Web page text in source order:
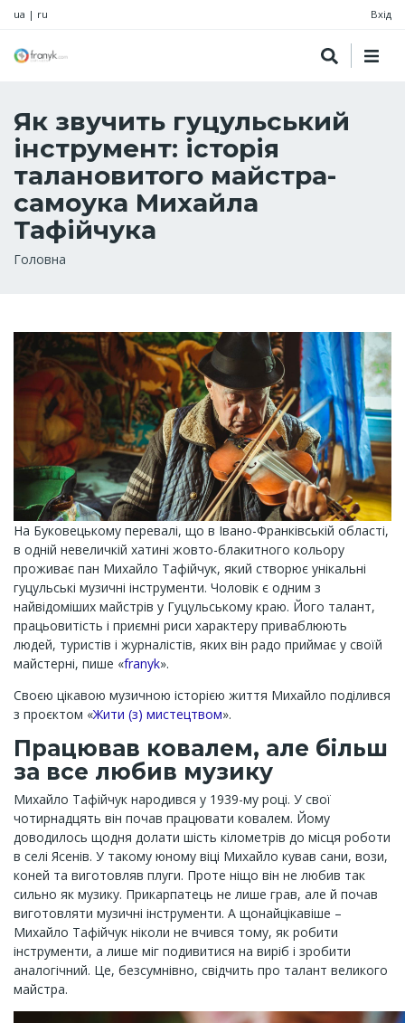
ua | ru Вхід
Як звучить гуцульський
інструмент: історія
талановитого майстра-
самоука Михайла
Тафійчука
Рядок
Головна
На Буковецькому перевалі, що в Івано-Франківській області,
в одній невеличкій хатині жовто-блакитного кольору
проживає пан Михайло Тафійчук, який створює унікальні
гуцульські музичні інструменти. Чоловік є одним з
найвідоміших майстрів у Гуцульському краю. Його талант,
працьовитість і приємні риси характеру приваблюють
людей, туристів і журналістів, яких він радо приймає у своїй
майстерні, пише «franyk».
Своєю цікавою музичною історією життя Михайло поділився
з проєктом «Жити (з) мистецтвом».
Працював ковалем, але більш
за все любив музику
Михайло Тафійчук народився у 1939-му році. У свої
чотирнадцять він почав працювати ковалем. Йому
доводилось щодня долати шість кілометрів до місця роботи
в селі Ясенів. У такому юному віці Михайло кував сани, вози,
коней та виготовляв плуги. Проте ніщо він не любив так
сильно як музику. Прикарпатець не лише грав, але й почав
виготовляти музичні інструменти. А щонайцікавіше –
Михайло Тафійчук ніколи не вчився тому, як робити
інструменти, а лише міг подивитися на виріб і зробити
аналогічний. Це, безсумнівно, свідчить про талант великого
майстра.